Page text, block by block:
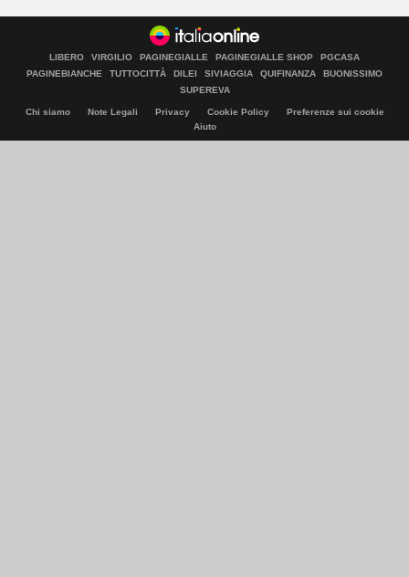
LIBERO VIRGILIO PAGINEGIALLE PAGINEGIALLE SHOP
PGCASA
PAGINEBIANCHE
TUTTOCITTÀ DILEI SIVIAGGIA QUIFINANZA
BUONISSIMO
SUPEREVA
Chi siamo Note Legali Privacy Cookie Policy
Preferenze sui cookie
Aiuto